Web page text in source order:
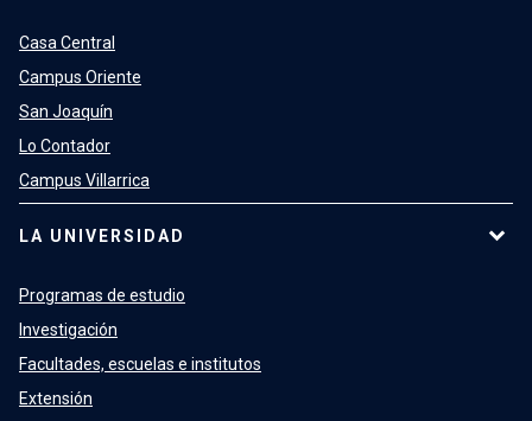
Casa Central
Campus Oriente
San Joaquín
Lo Contador
Campus Villarrica
LA UNIVERSIDAD
Programas de estudio
Investigación
Facultades, escuelas e institutos
Extensión